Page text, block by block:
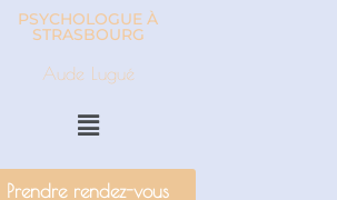
PSYCHOLOGUE À
STRASBOURG
Aude Lugué
Prendre rendez-vous